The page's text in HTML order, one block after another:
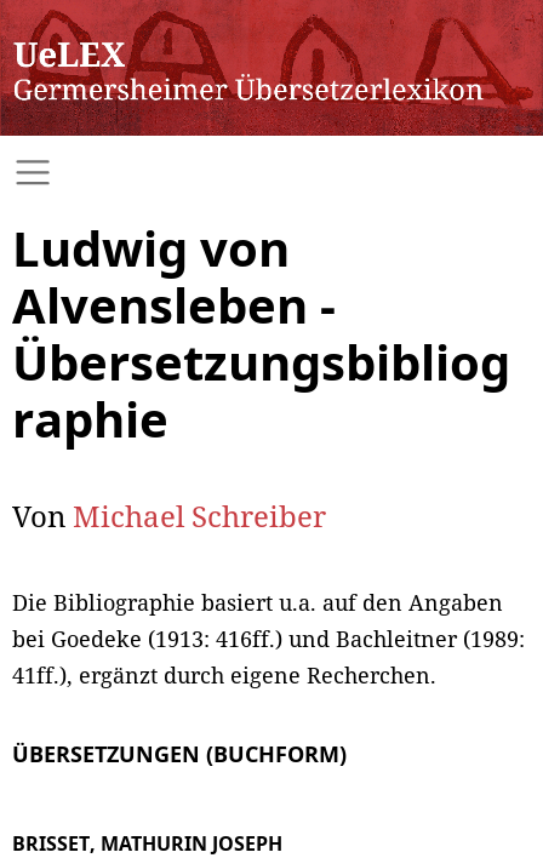
Ludwig von
Alvensleben -
Übersetzungsbibliog
raphie
Von Michael Schreiber
Die Bibliographie basiert u.a. auf den Angaben
bei Goedeke (1913: 416ff.) und Bachleitner (1989:
41ff.), ergänzt durch eigene Recherchen.
ÜBERSETZUNGEN (BUCHFORM)
BRISSET, MATHURIN JOSEPH